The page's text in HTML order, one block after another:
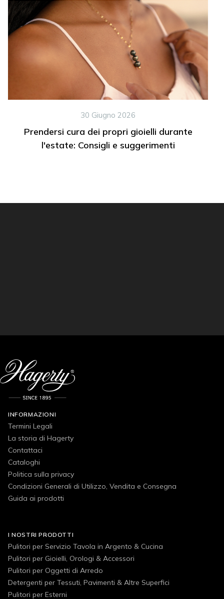
30 Giugno 2026
Prendersi cura dei propri gioielli durante
l'estate: Consigli e suggerimenti
INFORMAZIONI
Termini Legali
La storia di Hagerty
Contattaci
Cataloghi
Politica sulla privacy
Condizioni Generali di Utilizzo, Vendita e Consegna
Guida ai prodotti
I NOSTRI PRODOTTI
Pulitori per Servizio Tavola in Argento & Cucina
Pulitori per Gioielli, Orologi & Accessori
Pulitori per Oggetti di Arredo
Detergenti per Tessuti, Pavimenti & Altre Superfici
Pulitori per Esterni